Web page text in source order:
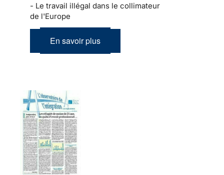
- Le travail illégal dans le collimateur
de l'Europe
En savoir plus